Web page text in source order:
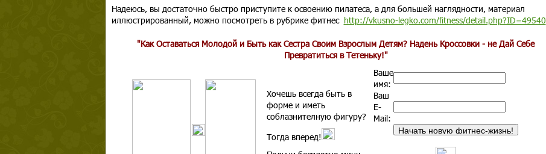
Надеюсь, вы достаточно быстро приступите к освоению пилатеса, а для большей наглядности, материал
иллюстрированный, можно посмотреть в рубрике фитнес http://vkusno-legko.com/fitness/detail.php?ID=49540
"Как Оставаться Молодой и Быть как Сестра Своим Взрослым Детям? Надень Кроссовки - не Дай Себе
Превратиться в Тетеньку!"
Хочешь всегда быть в
форме и иметь
соблазнителную фигуру?
Тогда вперед!
Ваше
имя:
Ваш
E-
Mail: